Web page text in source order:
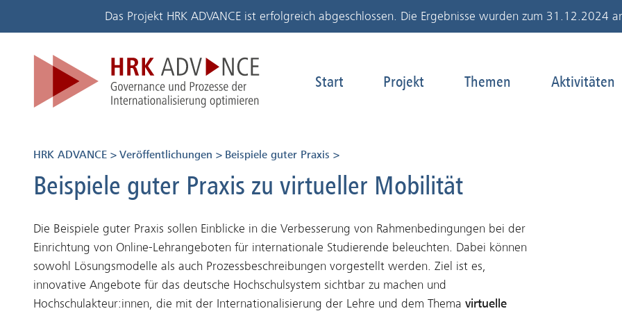
Das Projekt HRK ADVANCE ist erfolgreich abgeschlossen. Die Ergebnisse wurden zum 31.12.2024
Zum Navigationspfad
Zur Startseite der HRK Start
Unterseiten anzeigen von
Projekt
Unterseiten anzeigen
Themen Aktivitäten
HRK ADVANCE Veröffentlichungen Beispiele guter Praxis Virtuelle Mobilität
Beispiele guter Praxis zu virtueller Mobilität
Die Beispiele guter Praxis sollen Einblicke in die Verbesserung von Rahmenbedingungen bei der
Einrichtung von Online-Lehrangeboten für internationale Studierende beleuchten. Dabei können
sowohl Lösungsmodelle als auch Prozessbeschreibungen vorgestellt werden. Ziel ist es,
innovative Angebote für das deutsche Hochschulsystem sichtbar zu machen und
Hochschulakteur:innen, die mit der Internationalisierung der Lehre und dem Thema virtuelle